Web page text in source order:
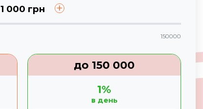
1 000 грн +
150000
до 150 000
1%
в день